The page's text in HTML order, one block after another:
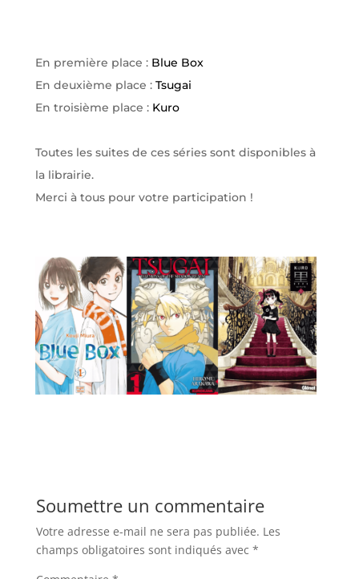
En première place : Blue Box
En deuxième place : Tsugai
En troisième place : Kuro
Toutes les suites de ces séries sont disponibles à
la librairie.
Merci à tous pour votre participation !
Soumettre un commentaire
Votre adresse e-mail ne sera pas publiée. Les
champs obligatoires sont indiqués avec *